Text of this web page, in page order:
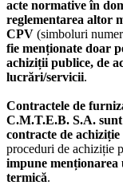
acte normative în
reglementarea altor
CPV (simboluri
fie menționate doar
achiziții publice, de
lucrări/servicii.
Contractele de
C.M.T.E.B. S.A.
contracte de
proceduri de achiziție
impune menționarea
termică.